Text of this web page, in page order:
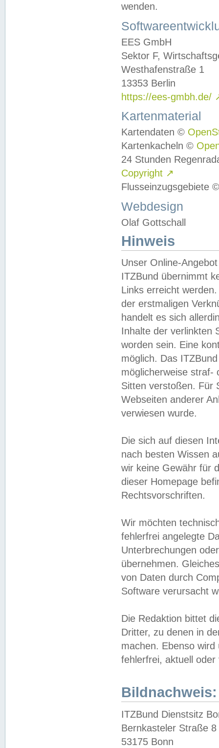
wenden.
EES GmbH
Sektor F,
Westhafenstraße 1
13353 Berlin
https://ees-gmbh.de/
Kartenmaterial
Kartendaten ©
Kartenkacheln ©
24 Stunden
Copyright ↗
Flusseinzugsgebiete
Webdesign
Olaf Gottschall
Hinweis
Unser Online-
ITZBund übernimmt
Links erreicht
der erstmaligen
handelt es sich
Inhalte der verlinkten
worden sein. Eine
möglich. Das
möglicherweise straf-
Sitten verstoßen. Für
Webseiten anderer
verwiesen wurde.
Die sich auf diesen
nach besten Wissen
wir keine Gewähr für
dieser Homepage
Rechtsvorschriften.
Wir möchten
fehlerfrei angelegte
Unterbrechungen
übernehmen.
von Daten durch
Software verursacht
Die Redaktion bittet
Dritter, zu denen in
machen. Ebenso
fehlerfrei, aktuell oder
Bildnachweis:
ITZBund Dienstsitz
Bernkasteler Straße 8
53175 Bonn